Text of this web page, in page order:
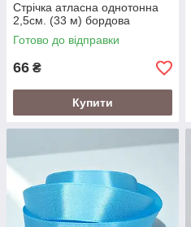
Стрічка атласна однотонна
2,5см. (33 м) бордова
Готово до відправки
66 ₴
Купити